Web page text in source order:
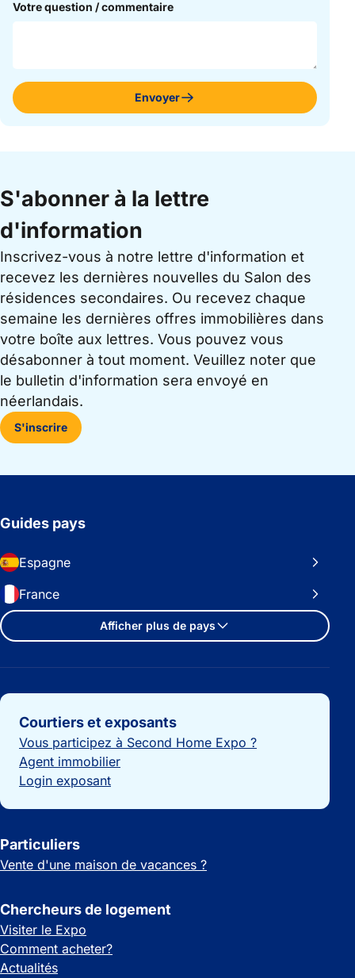
Votre question / commentaire
Envoyer
S'abonner à la lettre
d'information
Inscrivez-vous à notre lettre d'information et
recevez les dernières nouvelles du Salon des
résidences secondaires. Ou recevez chaque
semaine les dernières offres immobilières dans
votre boîte aux lettres. Vous pouvez vous
désabonner à tout moment. Veuillez noter que
le bulletin d'information sera envoyé en
néerlandais.
S'inscrire
Guides pays
Espagne
France
Afficher plus de pays
Liens importants
Courtiers et exposants
Vous participez à Second Home Expo ?
Agent immobilier
Login exposant
Particuliers
Vente d'une maison de vacances ?
Chercheurs de logement
Visiter le Expo
Comment acheter?
Actualités